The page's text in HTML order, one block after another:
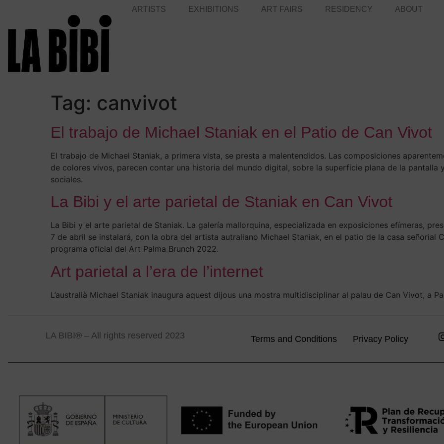
ARTISTS EXHIBITIONS ART FAIRS RESIDENCY ABOUT
Tag: canvivot
El trabajo de Michael Staniak en el Patio de Can Vivot
El trabajo de Michael Staniak, a primera vista, se presta a malentendidos. Las composiciones
de colores vivos, parecen contar una historia del mundo digital, sobre la superficie plana de la pantalla
sociales.
La Bibi y el arte parietal de Staniak en Can Vivot
La Bibi y el arte parietal de Staniak. La galería mallorquina, especializada en exposiciones efímeras,
7 de abril se instalará, con la obra del artista autraliano Michael Staniak, en el patio de la casa señorial
programa oficial del Art Palma Brunch 2022.
Art parietal a l’era de l’internet
L’australià Michael Staniak inaugura aquest dijous una mostra multidisciplinar al palau de Can Vivot, a
LA BIBI® – All rights reserved 2023 Terms and Conditions Privacy Policy